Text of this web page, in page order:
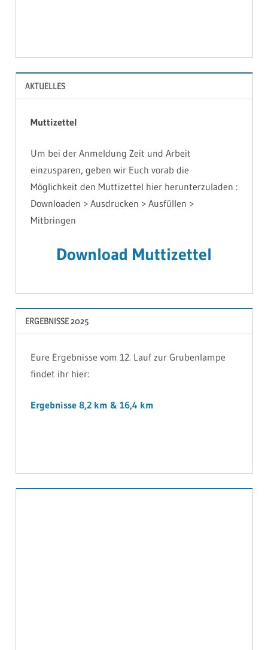
AKTUELLES
Muttizettel
Um bei der Anmeldung Zeit und Arbeit
einzusparen, geben wir Euch vorab die
Möglichkeit den Muttizettel hier herunterzuladen :
Downloaden > Ausdrucken > Ausfüllen >
Mitbringen
Download Muttizettel
ERGEBNISSE 2025
Eure Ergebnisse vom 12. Lauf zur Grubenlampe
findet ihr hier:
Ergebnisse 8,2 km & 16,4 km